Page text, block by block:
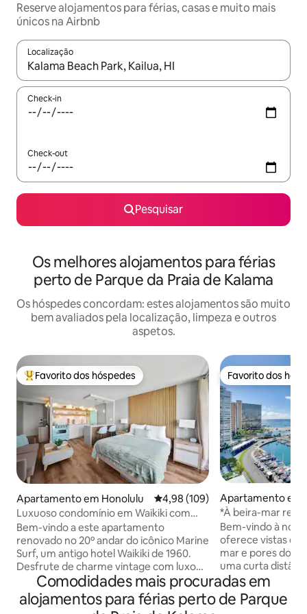
Reserve alojamentos para férias, casas e muito mais
únicos na Airbnb
Localização
Quando os resultados estiverem disponíveis, navegue com
Check-in
Check-out
Pesquisar
Os melhores alojamentos para férias
perto de Parque da Praia de Kalama
Os hóspedes concordam: estes alojamentos são muito
bem avaliados pela localização, limpeza e outros
aspetos.
Favoritos dos hóspedes mais apreciados
Favorito dos hóspedes
Apartamento em Honolulu Classificação média de 4,98 em
4,98 (109)
Luxuoso condomínio em Waikiki com
charme retrô e estacionamento
GRATUITO
Bem-vindo a este apartamento
renovado no 20º andar do icônico Marine
Surf, um antigo hotel Waikiki de 1960.
Desfrute de charme vintage com luxo
moderno, incluindo uma vista parcial do
mar, estacionamento subterrâneo
GRATUITO, Internet ultrarrápida de 1
Favorito dos
Favorito dos
Apartamento em
*À beira-mar
Ilikai Marina
Bem-vindo à
oferece vistas
mar e pores do
uma curta
você está
diversão em
este é o destino
Comodidades mais procuradas em
alojamentos para férias perto de Parque